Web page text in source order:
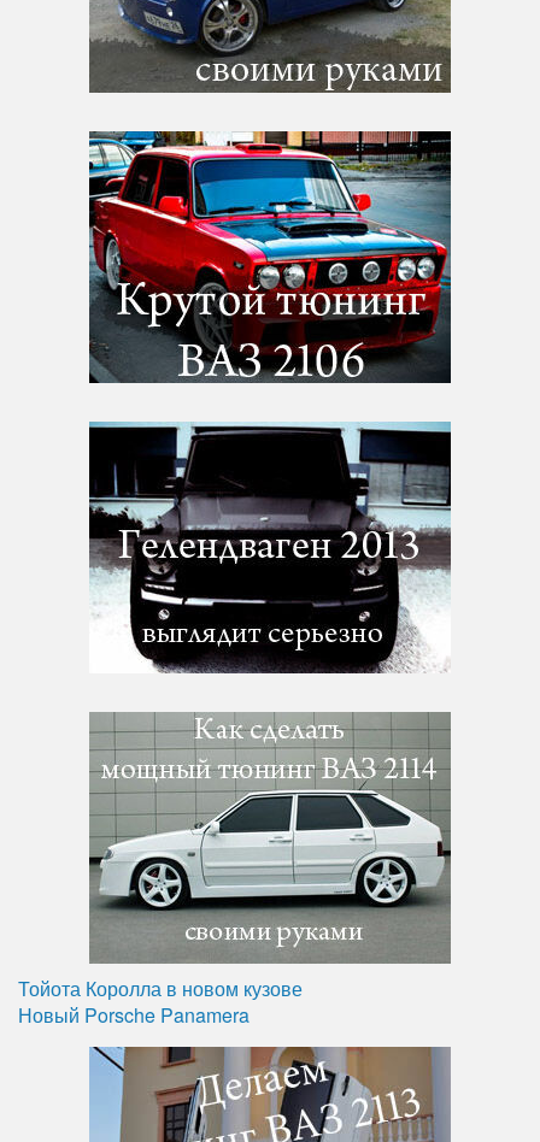
Тойота Королла в новом кузове
Новый Porsche Panamera